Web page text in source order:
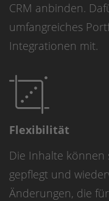
CRM anbinden.
umfangreiches
Integrationen mit.
Flexibilität
Die Inhalte können
gepflegt und
Änderungen, die